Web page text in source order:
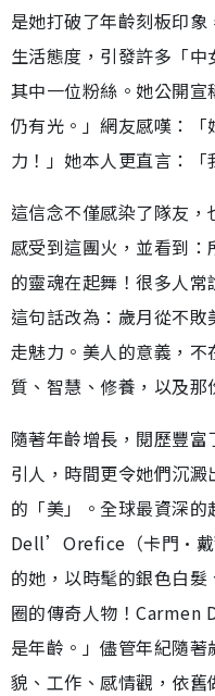
是她打破了年齡刻板印
生活態度，引發許多「
其中一位粉絲。她公開
仍有光。」網友感嘆：
力！」她本人更直言：「
這信念不僅感染了隊友，
感受到這團火，並看到
的靈魂在起舞！很多人
這句話改為：歲月從不
走魅力。美人的意義，
質、智慧、修養，以及那
隨著年齡增長，閱歷豐
引人，時間更令她們沉
的「美」。全球最資深
Dell’Orefice（卡門·戴
的她，以時髦的銀色白
圈的傳奇人物！
是年齡。」儘管年紀隨
貌、工作、感情觀，依